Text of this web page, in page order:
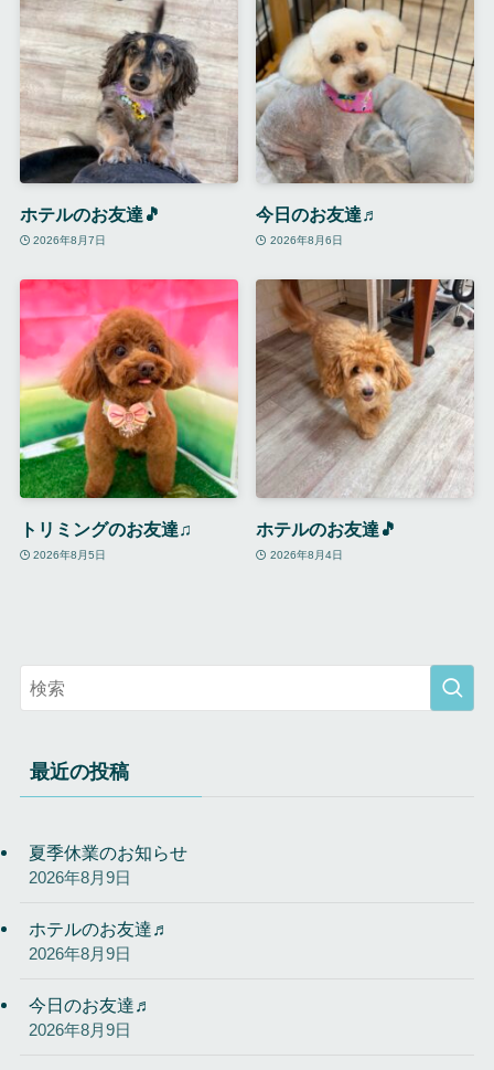
ホテルのお友達🎵
2026年8月7日
今日のお友達♬
2026年8月6日
トリミングのお友達♫
2026年8月5日
ホテルのお友達🎵
2026年8月4日
最近の投稿
夏季休業のお知らせ
2026年8月9日
ホテルのお友達♬
2026年8月9日
今日のお友達♬
2026年8月9日